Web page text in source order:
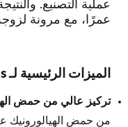
عملية التصنيع.
عمرًا، مع مرونة
الميزات الرئيسية لـ Elasty D Plus
تركيز عالي من حمض
من حمض الهيالورونيك